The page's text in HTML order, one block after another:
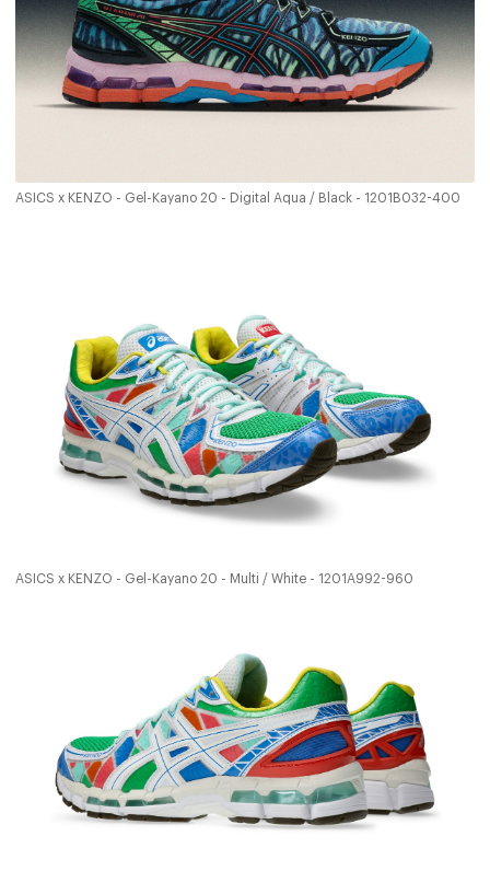
ASICS x KENZO - Gel-Kayano 20 - Digital Aqua / Black - 1201B032-400
ASICS x KENZO - Gel-Kayano 20 - Multi / White - 1201A992-960